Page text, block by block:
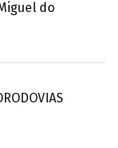
do
RODOVIAS